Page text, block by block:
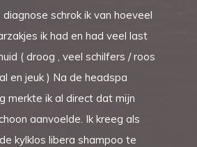
schrok ik van hoeveel
ik had en had veel last
( droog , veel schilfers / roos
en jeuk ) Na de headspa
merkte ik al direct dat mijn
aanvoelde. Ik kreeg als
kylklos libera shampoo te